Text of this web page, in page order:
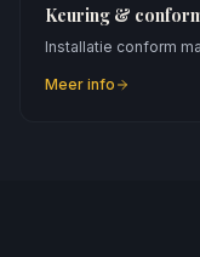
Keuring &
Installatie conform
Meer info